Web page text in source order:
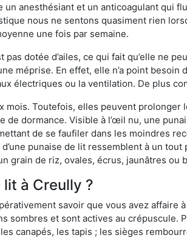
anesthésiant et un anticoagulant qui
nous ne sentons quasiment rien
une fois par semaine.
dotée d’ailes, ce qui fait qu’elle ne
méprise. En effet, elle n’a point besoin
électriques ou la ventilation. De plus
Toutefois, elles peuvent prolonger
de dormance. Visible à l’œil nu, une
de se faufiler dans les moindres
punaise de lit ressemblent à un
de riz, ovales, écrus, jaunâtres ou
à Creully ?
savoir que vous avez affaire
sombres et sont actives au
canapés, les tapis ; les sièges